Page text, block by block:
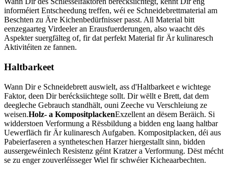
informéiert Entscheedung treffen, wéi ee Schneidebrettmaterial am
Beschten zu Äre Kichenbedürfnisser passt. All Material bitt
eenzegaarteg Virdeeler an Erausfuerderungen, also waacht dës
Aspekter suergfälteg of, fir dat perfekt Material fir Är kulinaresch
Aktivitéiten ze fannen.
Haltbarkeet
Wann Dir e Schneidebrett auswielt, ass d'Haltbarkeet e wichtege
Faktor, deen Dir berécksiichtege sollt. Dir wëllt e Brett, dat dem
deegleche Gebrauch standhält, ouni Zeeche vu Verschleiung ze
weisen.Holz- a KompositplackenExzellent an dësem Beräich. Si
widderstoen Verformung a Rëssbildung a bidden eng laang haltbar
Uewerfläch fir Är kulinaresch Aufgaben. Kompositplacken, déi aus
Pabeierfaseren a syntheteschen Harzer hiergestallt sinn, bidden
aussergewéinlech Resistenz géint Kratzer a Verformung. Dëst mécht
se zu enger zouverléisseger Wiel fir schwéier Kicheaarbechten.